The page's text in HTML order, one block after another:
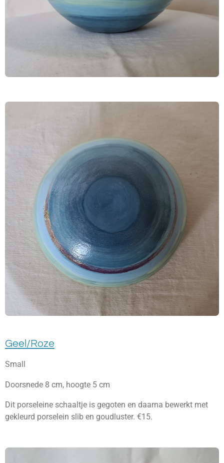
Geel/Roze
Small
Doorsnede 8 cm, hoogte 5 cm
Dit porseleine schaaltje is gegoten en daarna bewerkt met
gekleurd porselein slib en goudluster. €15.